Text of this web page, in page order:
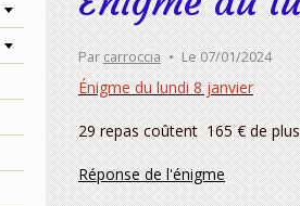
Parcarroccia Le 07/01/2024
Énigme du lundi 8 janvier
29 repas coûtent 165 € de
Réponse de l'énigme